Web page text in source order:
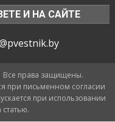
И НА САЙТЕ
Все права защищены.
при письменном согласии
при использовании